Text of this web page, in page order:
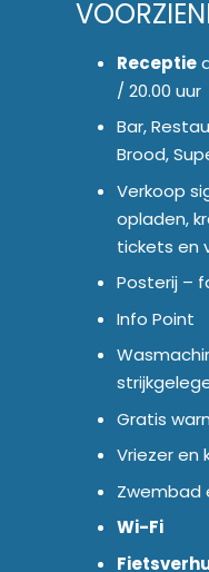
Receptie
/ 20.00 uur
Bar,
Brood,
Verkoop
opladen,
tickets en
Posterij –
Info Point
Gratis
Vriezer en
Zwembad
Wi-Fi